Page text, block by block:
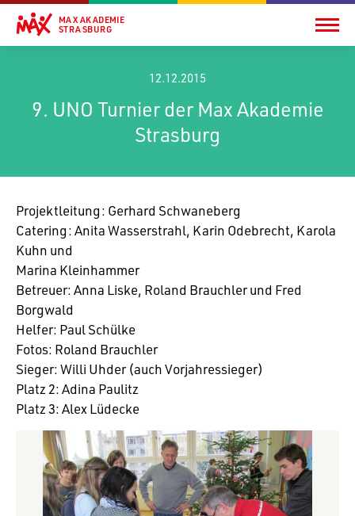
MAX AKADEMIE
STRASBURG
12.12.2015
9. UNO Turnier der Max Akademie
Strasburg
Projekt­lei­tung: Gerhard Schwaneberg
Cate­ring: Anita Wasser­strahl, Karin Odebrecht, Karola
Kuhn und
Marina Kleinhammer
Betreuer: Anna Liske, Roland Brauchler und Fred
Borgwald
Helfer: Paul Schülke
Fotos: Roland Brauchler
Sieger: Willi Uhder (auch Vorjahressieger)
Platz 2: Adina Paulitz
Platz 3: Alex Lüdecke